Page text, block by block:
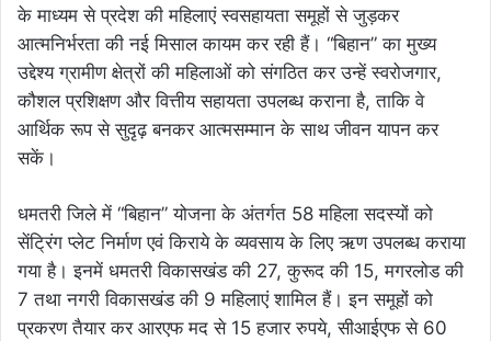
के माध्यम से प्रदेश की महिलाएं स्वसहायता समूहों से जुड़कर
आत्मनिर्भरता की नई मिसाल कायम कर रही हैं। “बिहान” का मुख्य
उद्देश्य ग्रामीण क्षेत्रों की महिलाओं को संगठित कर उन्हें स्वरोजगार,
कौशल प्रशिक्षण और वित्तीय सहायता उपलब्ध कराना है, ताकि वे
आर्थिक रूप से सुदृढ़ बनकर आत्मसम्मान के साथ जीवन यापन कर
सकें।
धमतरी जिले में “बिहान” योजना के अंतर्गत 58 महिला सदस्यों को
सेंट्रिंग प्लेट निर्माण एवं किराये के व्यवसाय के लिए ऋण उपलब्ध कराया
गया है। इनमें धमतरी विकासखंड की 27, कुरूद की 15, मगरलोड की
7 तथा नगरी विकासखंड की 9 महिलाएं शामिल हैं। इन समूहों को
प्रकरण तैयार कर आरएफ मद से 15 हजार रुपये, सीआईएफ से 60